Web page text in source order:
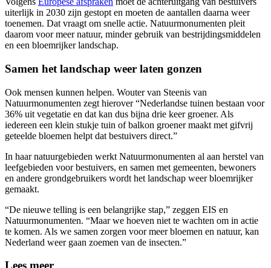
uiterlijk in 2030 zijn gestopt en moeten de aantallen daarna weer
toenemen. Dat vraagt om snelle actie. Natuurmonumenten pleit
daarom voor meer natuur, minder gebruik van bestrijdingsmiddelen
en een bloemrijker landschap.
Samen het landschap weer laten gonzen
Ook mensen kunnen helpen. Wouter van Steenis van
Natuurmonumenten zegt hierover “Nederlandse tuinen bestaan voor
36% uit vegetatie en dat kan dus bijna drie keer groener. Als
iedereen een klein stukje tuin of balkon groener maakt met gifvrij
geteelde bloemen helpt dat bestuivers direct.”
In haar natuurgebieden werkt Natuurmonumenten al aan herstel van
leefgebieden voor bestuivers, en samen met gemeenten, bewoners
en andere grondgebruikers wordt het landschap weer bloemrijker
gemaakt.
“De nieuwe telling is een belangrijke stap,” zeggen EIS en
Natuurmonumenten. “Maar we hoeven niet te wachten om in actie
te komen. Als we samen zorgen voor meer bloemen en natuur, kan
Nederland weer gaan zoemen van de insecten.”